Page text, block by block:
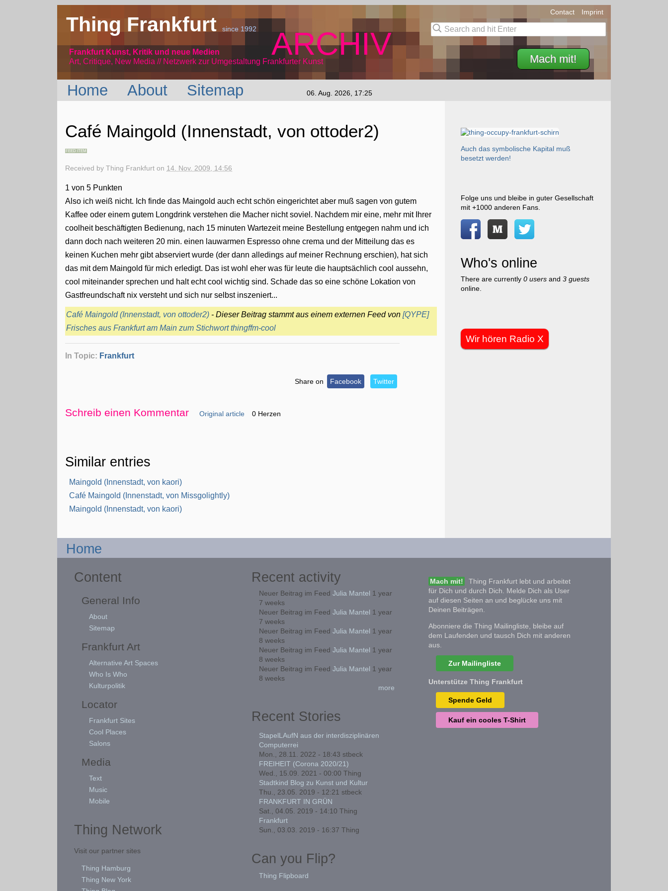
Thing Frankfurtsince 1992
Frankfurt Kunst, Kritik und neue Medien
Art, Critique, New Media // Netzwerk
ARCHIV
zur Umgestaltung Frankfurter Kunst Mach mit!
Contact Imprint
Home About Sitemap 06. Aug. 2026, 17:25
Café Maingold (Innenstadt, von ottoder2)
FEED ITEM
Received byThing Frankfurt on 14. Nov. 2009, 14:56
1 von 5 Punkten
Also ich weiß nicht. Ich finde das Maingold auch echt schön eingerichtet aber muß sagen von gutem
Kaffee oder einem gutem Longdrink verstehen die Macher nicht soviel. Nachdem mir eine, mehr mit Ihrer
coolheit beschäftigten Bedienung, nach 15 minuten Wartezeit meine Bestellung entgegen nahm und ich
dann doch nach weiteren 20 min. einen lauwarmen Espresso ohne crema und der Mitteilung das es
keinen Kuchen mehr gibt abserviert wurde (der dann alledings auf meiner Rechnung erschien), hat sich
das mit dem Maingold für mich erledigt. Das ist wohl eher was für leute die hauptsächlich cool aussehn,
cool miteinander sprechen und halt echt cool wichtig sind. Schade das so eine schöne Lokation von
Gastfreundschaft nix versteht und sich nur selbst inszeniert...
Café Maingold (Innenstadt, von ottoder2) - Dieser Beitrag stammt aus einem externen Feed von[QYPE]
Frisches aus Frankfurt am Main zum Stichwort thingffm-cool
In Topic: Frankfurt
Share on Facebook Twitter
Schreib einen Kommentar Original article 0 Herzen
Similar entries
Maingold (Innenstadt, von kaori)
Café Maingold (Innenstadt, von Missgolightly)
Maingold (Innenstadt, von kaori)
Auch das symbolische Kapital muß
besetzt werden!
Folge uns und bleibe in guter Gesellschaft
mit +1000 anderen Fans.
Who's online
There are currently 0 usersand 3 guests
online.
Wir hören Radio X
Home
Content
General Info
About
Sitemap
Frankfurt Art
Alternative Art Spaces
Who Is Who
Kulturpolitik
Locator
Frankfurt Sites
Cool Places
Salons
Media
Text
Music
Mobile
Thing Network
Visit our partner sites
Thing Hamburg
Thing New York
Recent activity
Neuer Beitrag im Feed Julia Mantel 1 year
7 weeks
Neuer Beitrag im Feed Julia Mantel 1 year
7 weeks
Neuer Beitrag im Feed Julia Mantel 1 year
8 weeks
Neuer Beitrag im Feed Julia Mantel 1 year
8 weeks
Neuer Beitrag im Feed Julia Mantel 1 year
8 weeks
more
Recent Stories
StapelLAufN aus der interdisziplinären
Computerrei
Mon., 28.11. 2022 - 18:43 stbeck
FREIHEIT (Corona 2020/21)
Wed., 15.09. 2021 - 00:00 Thing
Stadtkind Blog zu Kunst und Kultur
Thu., 23.05. 2019 - 12:21 stbeck
FRANKFURT IN GRÜN
Sat., 04.05. 2019 - 14:10 Thing
Frankfurt
Sun., 03.03. 2019 - 16:37 Thing
Can you Flip?
Thing Flipboard
Mach mit!
Thing Frankfurt lebt und arbeitet
für Dich und durch Dich. Melde Dich als User
auf diesen Seiten an und beglücke uns mit
Deinen Beiträgen.
Abonniere die Thing Mailingliste, bleibe auf
dem Laufenden und tausch Dich mit anderen
aus.
Zur Mailingliste
Unterstütze Thing Frankfurt
Spende Geld
Kauf ein cooles T-Shirt